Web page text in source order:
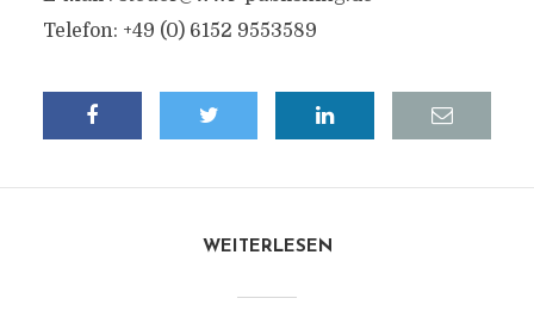
Telefon: +49 (0) 6152 9553589
WEITERLESEN